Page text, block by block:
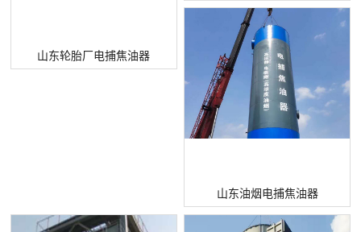
山东轮胎厂电捕焦油器
山东油烟电捕焦油器